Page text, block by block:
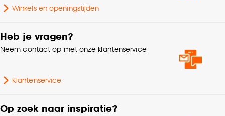
Winkels en openingstijden
Heb je vragen?
Neem contact op met onze klantenservice
Klantenservice
Op zoek naar inspiratie?